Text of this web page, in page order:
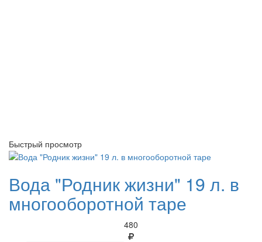
Быстрый просмотр
Вода "Родник жизни" 19 л. в
многооборотной таре
480